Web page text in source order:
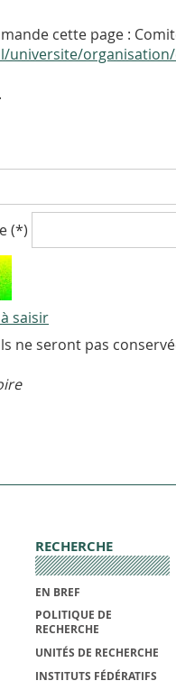
cette page :
universite/
(*)
saisir
ne seront pas
RECHERCHE
EN BREF
POLITIQUE DE
RECHERCHE
UNITÉS DE RECHERCHE
INSTITUTS FÉDÉRATIFS